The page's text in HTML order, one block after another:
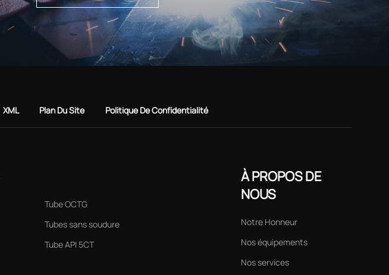
XML Plan Du Site Politique De Confidentialité
Tube OCTG
Tubes sans soudure
Tube API 5CT
À PROPOS DE
NOUS
Notre Honneur
Nos équipements
Nos services